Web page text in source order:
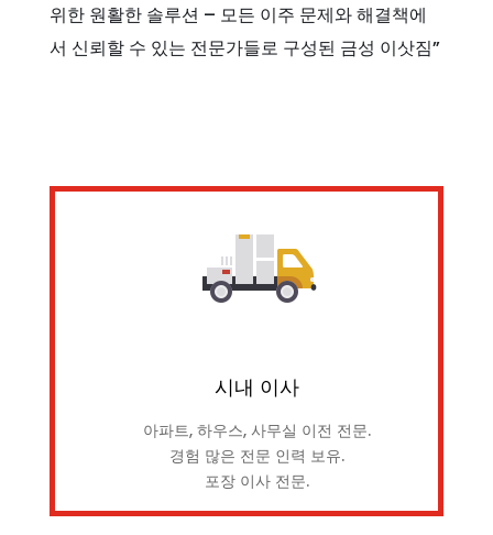
위한 원활한 솔루션 – 모든 이주 문제와 해결책에
서 신뢰할 수 있는 전문가들로 구성된 금성 이삿짐”
시내 이사
아파트, 하우스, 사무실 이전 전문.
경험 많은 전문 인력 보유.
포장 이사 전문.